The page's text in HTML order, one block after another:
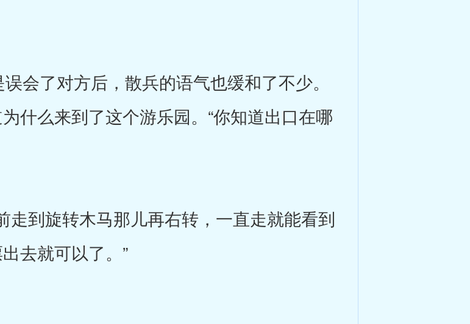
会了对方后，散兵的语气也缓和了不少。
什么来到了这个游乐园。“你知道出口在哪
到旋转木马那儿再右转，一直走就能看到
去就可以了。”